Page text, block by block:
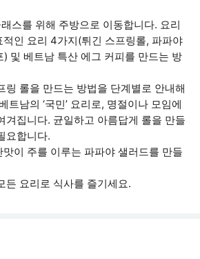
스를 위해 주방으로 이동합니다. 요리
인 요리 4가지(튀긴 스프링롤, 파파야
및 베트남 특산 에그 커피를 만드는 방
링 롤을 만드는 방법을 단계별로 안내해
트남의 ‘국민’ 요리로, 명절이나 모임에
겨집니다. 균일하고 아름답게 롤을 만들
요합니다.
이 주를 이루는 파파야 샐러드를 만들
든 요리로 식사를 즐기세요.